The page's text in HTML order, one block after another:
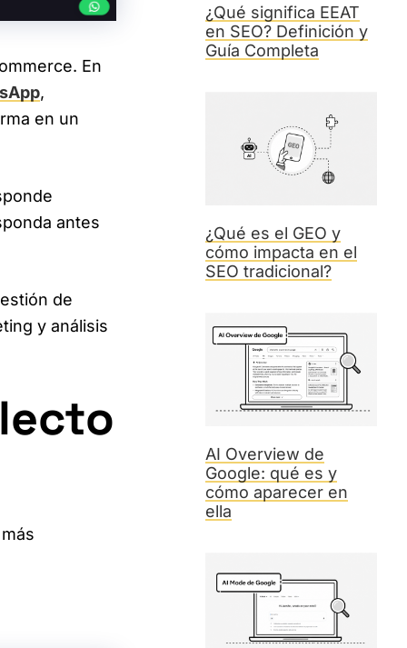
En
,
en un
antes
de
y análisis
¿Qué significa EEAT
en SEO? Definición y
Guía Completa
¿Qué es el GEO y
cómo impacta en el
SEO tradicional?
AI Overview de
Google: qué es y
cómo aparecer en
ella